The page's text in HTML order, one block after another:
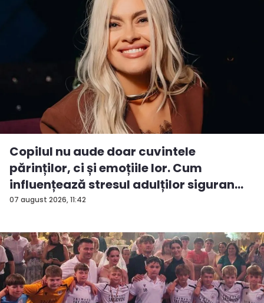
07 august 2026, 11:42
Copilul nu aude doar cuvintele
părinților, ci și emoțiile lor. Cum
influențează stresul adulților siguran...